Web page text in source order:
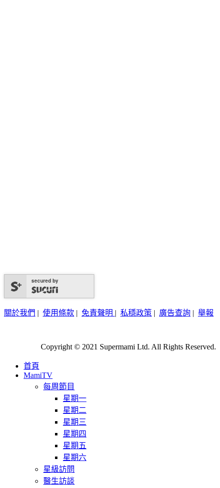
secured by
關於我們 | 使用條款 | 免責聲明 | 私穩政策 | 廣告查詢 | 舉報
Copyright © 2021 Supermami Ltd. All Rights Reserved.
首頁
MamiTV
每周節目
星期一
星期二
星期三
星期四
星期五
星期六
星級訪問
醫生訪談